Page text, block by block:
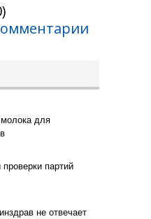
молока для
партий
не отвечает